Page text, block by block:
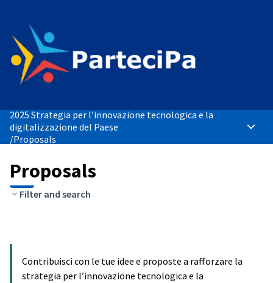
2025 Strategia per l’innovazione tecnologica e la
digitalizzazione del Paese
/Proposals
Main
Proposals
Filter and search
Contribuisci con le tue idee e proposte a rafforzare la
strategia per l’innovazione tecnologica e la